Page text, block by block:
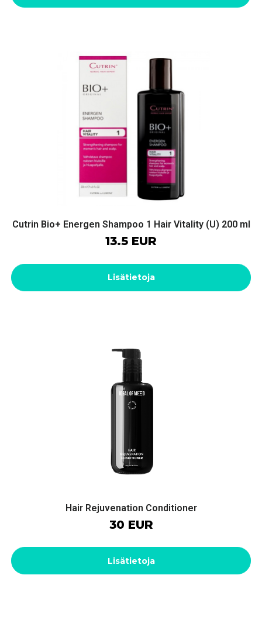
Cutrin Bio+ Energen Shampoo 1 Hair Vitality (U) 200 ml
13.5 EUR
Lisätietoja
Hair Rejuvenation Conditioner
30 EUR
Lisätietoja